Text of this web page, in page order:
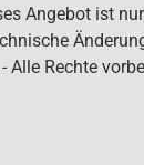
Angebot ist
Alle Rechte